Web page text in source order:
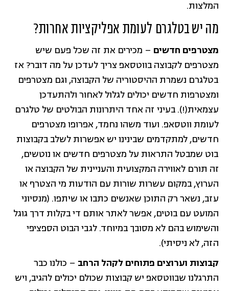
המלצות.
מה יש בטלגרם לעומת אפליקציות אחרות?
מצטרפים חדשים – מכירים את זה שכל פעם שיש
מצטרפים לקבוצה בווטסאפ צריך לעדכן על מה דובר? אז
בטלגרם נשמרת ההיסטוריה של הקבוצה, וגם מצטרפים
ומצטרפות חדשים יכולים לגלול לאחור ולהתעדכן
עצמאית(!). בעיני זה אחד היתרונות הבולטים של טלגרם
לעומת ווטסאפ. ועוד משהו נחמד, אפרופו מצטרפים
חדשים, למתקדמים שבינינו יש אפשרות לשלב בקבוצות
בוט שמבטל התראות על מצטרפים חדשים או נוטשים,
זה תורם לאווירה המקצועית והעניינית של הקבוצה או
הערוץ, במקום עשרות שורות עם הודעות מי הצטרף או
עזב, נשאר רק התוכן שאנשים כתבו או שיתפו. (מנסיוני
המועט עם בוטים, אפשר לאתר אותם די בקלות דרך גוגל
והשימוש בהם לא מסובך במיוחד. לגבי הבוט הספציפי
הזה, לא ניסיתי).
קבוצות וערוצים פתוחים לקהל הרחב – כולנו כבר
התרגלנו שבווטסאפ יש קבוצות שכולם יכולים להגיב, ויש